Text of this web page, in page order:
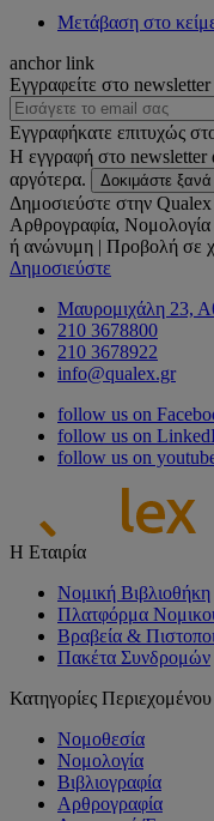
Μετάβαση στο
anchor link
Εγγραφείτε στο
Εγγραφήκατε επιτυχώς
Η εγγραφή στο newsletter
αργότερα.
Δοκιμάστε ξανά
Δημοσιεύστε στην Qualex
Αρθρογραφία,
ή ανώνυμη | Προβολή σε
Δημοσιεύστε
Μαυρομιχάλη 23,
210 3678800
210 3678922
info@qualex.gr
follow us on
follow us on
follow us on
Η Εταιρία
Νομική Βιβλιοθήκη
Πλατφόρμα
Βραβεία &
Πακέτα Συνδρομών
Κατηγορίες Περιεχομένου
Νομοθεσία
Νομολογία
Βιβλιογραφία
Αρθρογραφία